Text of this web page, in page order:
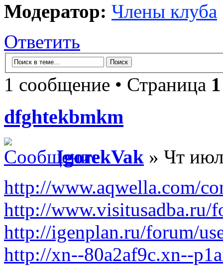
Модератор: Члены клуба
Ответить
1 сообщение • Страница 1
dfghtekbmkm
IgorekVak » Чт
http://www.aqwella.com/
http://www.visitusadba.ru/
http://igenplan.ru/forum/
http://xn--80a2af9c.xn--